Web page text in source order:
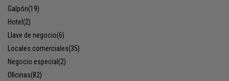
Galpón(19)
Hotel (2)
Llave de negocio(6)
Locales comerciales(35)
Negocio especial (2)
Oficinas(82)